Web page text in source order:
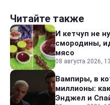
Читайте также
И кетчуп не
смородины,
мясо
08 августа 2026,
Вампиры, в
миллионы:
Энджел и